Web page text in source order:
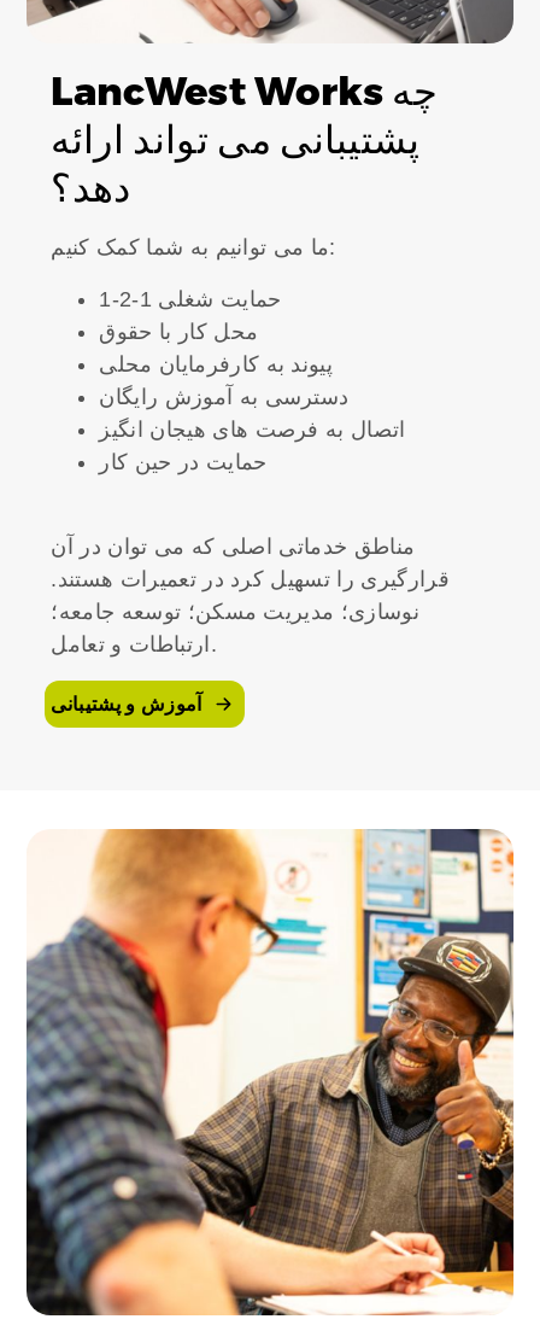
LancWest Works چه
پشتیبانی می تواند ارائه
دهد؟
ما می توانیم به شما کمک کنیم:
1-2-1 حمایت شغلی
محل کار با حقوق
پیوند به کارفرمایان محلی
دسترسی به آموزش رایگان
اتصال به فرصت های هیجان انگیز
حمایت در حین کار
مناطق خدماتی اصلی که می توان در آن
قرارگیری را تسهیل کرد در تعمیرات هستند.
نوسازی؛ مدیریت مسکن؛ توسعه جامعه؛
ارتباطات و تعامل.
آموزش و پشتیبانی